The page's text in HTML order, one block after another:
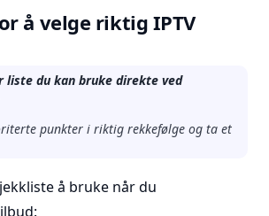
å velge riktig IPTV
liste du kan bruke direkte ved
punkter i riktig rekkefølge og ta et
å bruke når du